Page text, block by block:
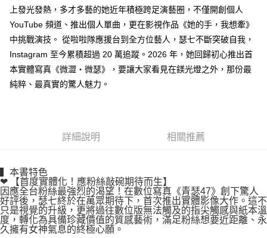
１．透過由恩沛科技股份有限公司提供之「AFTEE先享後付」服務完成之交
易，需依本服務之必要範圍內提供個人資料，並將交易相關給付款項請求債
權轉讓予恩沛科技股份有限公司。
２．關於個人資料處理事宜，請瀏覽以下網址：
３．未成年的使用者請事先徵得法定代理人或監護人之同意方可使用
「AFTEE先享後付」，若未經同意申辦者引起之損失，本公司不負相關責
任。
４．使用「AFTEE先享後付」時，將依據個別帳號之用戶狀況，依本公司即
恩沛科技股份有限公司將有權停止該用戶之使用額度並採取法律行動。
每筆NT$80，滿NT$500(含以上)免運費
付款後7-11取貨
每筆NT$80，滿NT$500(含以上)免運費
宅配
每筆NT$100，滿NT$800(含以上)免運費
上發光發熱，多才多藝的她近年積極跨足演藝圈，不僅開創個人
YouTube 頻道、推出個人單曲，更在影視作品《她的手，我想牽》
中挑戰演技。 從啦啦隊應援台到全方位藝人，瑟七不斷突破自我，
Instagram 至今累積超過 20 萬追蹤。2026 年，她回歸初心推出首
本實體寫真《微澀・微瑟》，要讓大家看見在鎂光燈之外，那份最
純粹、最真實的驚人魅力。
詳細說明 相關推薦
▍本書特色
❤ 【首度實體化！應粉絲敲碗期待而生】
因應全台粉絲最強烈的渴望！在數位寫真《青瑟47》創下驚人
好評後，瑟七終於在萬眾期待下，首次推出實體影像大作。這不
只是視覺的升級，更將過往數位版無法觸及的指尖觸感與紙本溫
度，轉化為具備珍藏價值的質感藝術，滿足粉絲想要近距離、永
久擁有女神氣息的終極心願。